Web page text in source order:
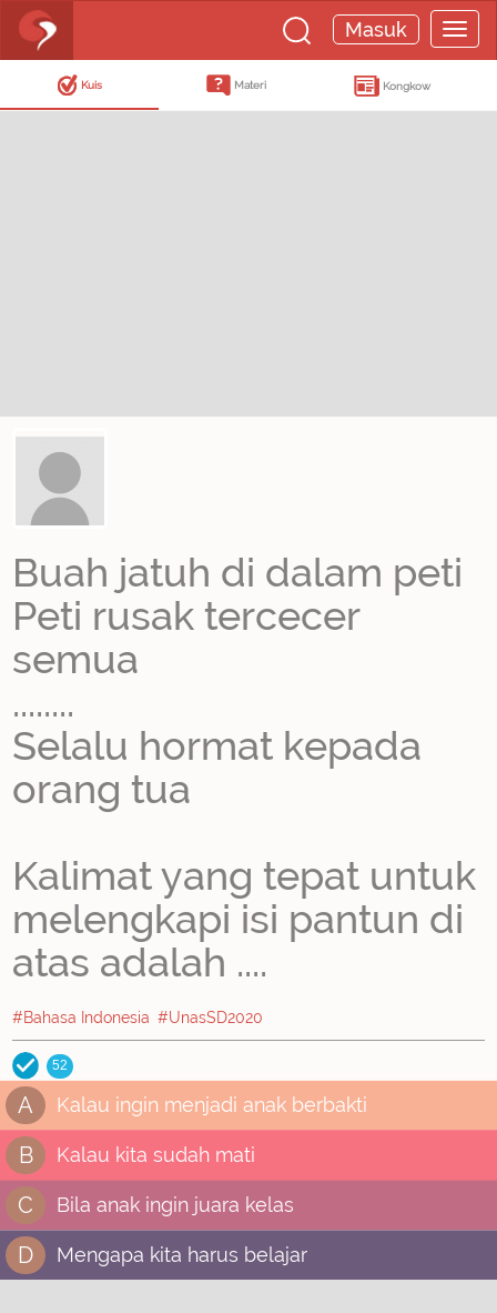
Masuk
Kuis Materi Kongkow
Buah jatuh di dalam peti
Peti rusak tercecer
semua
........
Selalu hormat kepada
orang tua
Kalimat yang tepat untuk
melengkapi isi pantun di
atas adalah ....
#Bahasa Indonesia #UnasSD2020
52
A Kalau ingin menjadi anak berbakti
B Kalau kita sudah mati
C Bila anak ingin juara kelas
D Mengapa kita harus belajar